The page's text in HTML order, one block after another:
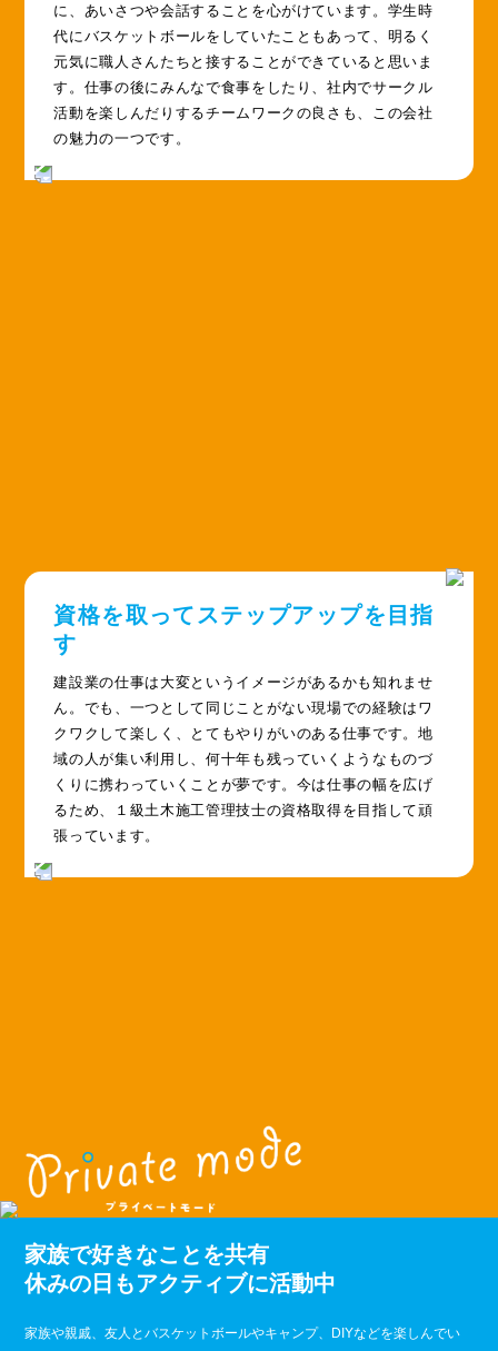
に、あいさつや会話することを心がけています。学生時
代にバスケットボールをしていたこともあって、明るく
元気に職人さんたちと接することができていると思いま
す。仕事の後にみんなで食事をしたり、社内でサークル
活動を楽しんだりするチームワークの良さも、この会社
の魅力の一つです。
資格を取ってステップアップを目指
す
建設業の仕事は大変というイメージがあるかも知れませ
ん。でも、一つとして同じことがない現場での経験はワ
クワクして楽しく、とてもやりがいのある仕事です。地
域の人が集い利用し、何十年も残っていくようなものづ
くりに携わっていくことが夢です。今は仕事の幅を広げ
るため、１級土木施工管理技士の資格取得を目指して頑
張っています。
家族で好きなことを共有
休みの日もアクティブに活動中
家族や親戚、友人とバスケットボールやキャンプ、DIYなどを楽しんでい